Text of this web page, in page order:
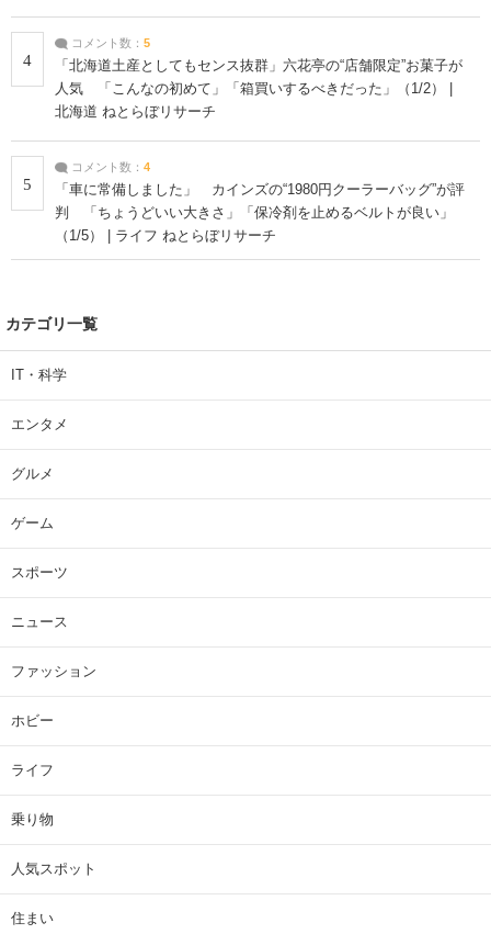
4
コメント数： 5
「北海道土産としてもセンス抜群」六花亭の“店舗限定”お菓子が
人気 「こんなの初めて」「箱買いするべきだった」（1/2） |
北海道 ねとらぼリサーチ
5
コメント数： 4
「車に常備しました」 カインズの“1980円クーラーバッグ”が評
判 「ちょうどいい大きさ」「保冷剤を止めるベルトが良い」
（1/5） | ライフ ねとらぼリサーチ
カテゴリ一覧
IT・科学
エンタメ
グルメ
ゲーム
スポーツ
ニュース
ファッション
ホビー
ライフ
乗り物
人気スポット
住まい